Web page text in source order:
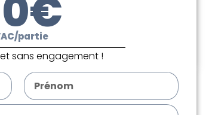
partie
sans engagement !